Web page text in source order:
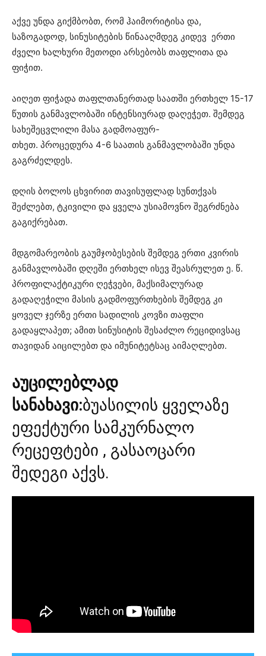
აქვე უნდა გიქმბობთ, რომ ჰაიმორიტისა და,
საზოგადოდ, სინუსიტების წინააღმდეგ კიდევ ერთი
ძველი ხალხური მეთოდი არსებობს თაფლითა და
ფიჭით.
აიღეთ ფიჭადა თაფლთანერთად საათში ერთხელ 15-17
წუთის განმავლობაში ინტენსიურად დაღეჭეთ. შემდეგ
სახეშეცვლილი მასა გადმოაფურ-
თხეთ. პროცედურა 4-6 საათის განმავლობაში უნდა
გაგრძელდეს.
დღის ბოლოს ცხვირით თავისუფლად სუნთქვას
შეძლებთ, ტკივილი და ყველა უსიამოვნო შეგრძნება
გაგიქრებათ.
მდგომარეობის გაუმჯობესების შემდეგ ერთი კვირის
განმავლობაში დღეში ერთხელ ისევ შეასრულეთ ე. წ.
პროფილაქტიკური ღეჭვები, მაქსიმალურად
გადაღეჭილი მასის გადმოფურთხების შემდეგ კი
ყოველ ჯერზე ერთი სადილის კოვზი თაფლი
გადაყლაპეთ; ამით სინუსიტის შესაძლო რეციდივსაც
თავიდან აიცილებთ და იმუნიტეტსაც აიმაღლებთ.
აუცილებლად
სანახავი:ბუასილის ყველაზე
ეფექტური სამკურნალო
რეცეფტები , გასაოცარი
შედეგი აქვს.